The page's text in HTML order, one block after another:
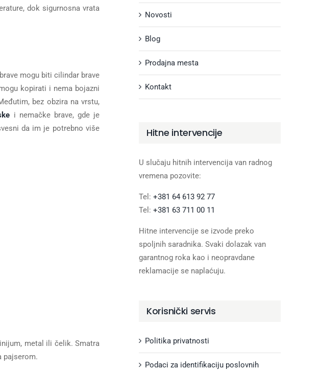
dok sigurnosna vrata
mogu biti cilindar brave
kopirati i nema bojazni
bez obzira na vrstu,
i nemačke brave, gde je
da im je potrebno više
metal ili čelik. Smatra
pajserom.
Novosti
Blog
Prodajna mesta
Kontakt
Hitne intervencije
U slučaju hitnih intervencija van radnog
vremena pozovite:
Tel: +381 64 613 92 77
Tel: +381 63 711 00 11
Hitne intervencije se izvode preko
spoljnih saradnika. Svaki dolazak van
garantnog roka kao i neopravdane
reklamacije se naplaćuju.
Korisnički servis
Politika privatnosti
Podaci za identifikaciju poslovnih